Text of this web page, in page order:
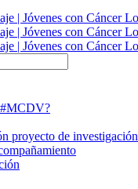
#MCDV?
proyecto de investigación